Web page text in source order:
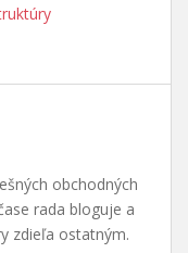
obchodných
rada bloguje a
zdieľa ostatným.